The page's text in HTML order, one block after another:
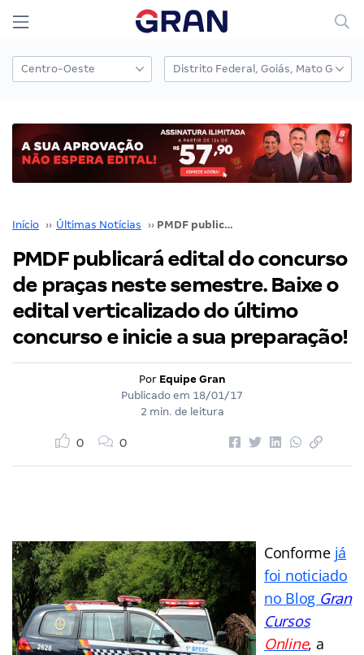
Início ›› Últimas Notícias ›› PMDF publicará edital do concurso de praças neste semestre. Baixe o edital verticalizado do último concurso e inicie a sua preparação!
PMDF publicará edital do concurso
de praças neste semestre. Baixe o
edital verticalizado do último
concurso e inicie a sua preparação!
Por Equipe Gran
Publicado em 18/01/17
2 min. de leitura
0 0
Conforme já
foi noticiado
no Blog Gran
Cursos
Online, a